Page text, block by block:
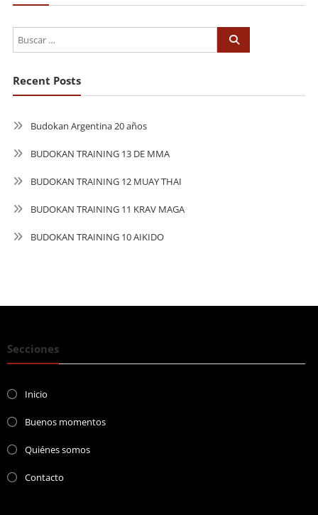
Recent Posts
Budokan Argentina 20 años
BUDOKAN TRAINING 13 DE MMA
BUDOKAN TRAINING 12 MUAY THAI
BUDOKAN TRAINING 11 KRAV MAGA
BUDOKAN TRAINING 10 AIKIDO
Secciones
Inicio
Buenos momentos
Quiénes somos
Contacto